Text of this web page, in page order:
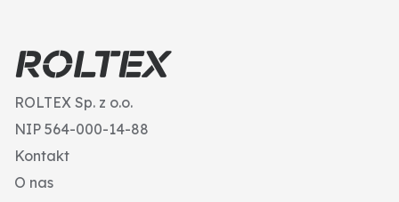
ROLTEX Sp. z o.o.
NIP 564-000-14-88
Kontakt
O nas